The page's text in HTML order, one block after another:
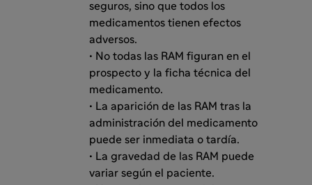
seguros, sino que todos los
medicamentos tienen efectos
adversos.
• No todas las RAM figuran en el
prospecto y la ficha técnica del
medicamento.
• La aparición de las RAM tras la
administración del medicamento
puede ser inmediata o tardía.
• La gravedad de las RAM puede
variar según el paciente.